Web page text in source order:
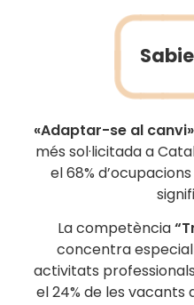
«Adaptar-se al canvi»
més sol·licitada a
el 68%
La competència
concentra
activitats
el 24% de les vacants